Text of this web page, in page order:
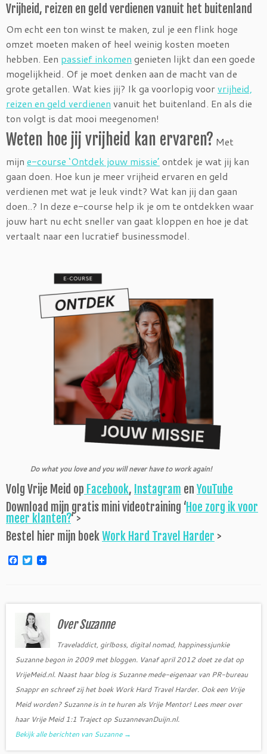
Vrijheid, reizen en geld verdienen vanuit het buitenland
Om echt een ton winst te maken, zul je een flink hoge
omzet moeten maken of heel weinig kosten moeten
hebben. Een passief inkomen genieten lijkt dan een goede
mogelijkheid. Of je moet denken aan de macht van de
grote getallen. Wat kies jij? Ik ga voorlopig voorvrijheid,
reizen en geld verdienen vanuit het buitenland. En als die
ton volgt is dat mooi meegenomen!
Weten hoe jij vrijheid kan ervaren? Met
mijn e-course ‘Ontdek jouw missie’ ontdek je wat jij kan
gaan doen. Hoe kun je meer vrijheid ervaren en geld
verdienen met wat je leuk vindt? Wat kan jij dan gaan
doen..? In deze e-course help ik je om te ontdekken waar
jouw hart nu echt sneller van gaat kloppen en hoe je dat
vertaalt naar een lucratief businessmodel.
Do what you love and you will never have to work again!
Volg Vrije Meid op Facebook, Instagram en YouTube
Download mijn gratis mini videotraining ‘Hoe zorg ik voor
meer klanten?‘ >
Bestel hier mijn boekWork Hard Travel Harder >
F
o
T
w
e
r
Over Suzanne
Traveladdict, girlboss, digital nomad, happinessjunkie
Suzanne begon in 2009 met bloggen. Vanaf april 2012 doet ze dat op
VrijeMeid.nl. Naast haar blog is Suzanne mede-eigenaar van PR-bureau
Snappr en schreef zij het boek Work Hard Travel Harder. Ook een Vrije
Meid worden? Suzanne is in te huren als Vrije Mentor! Lees meer over
haar Vrije Meid 1:1 Traject op SuzannevanDuijn.nl.
Bekijk alle berichten van Suzanne →